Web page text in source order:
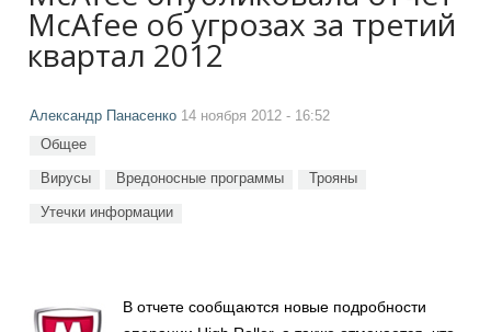
McAfee об угрозах за третий
квартал 2012
Александр Панасенко 14 ноября 2012 - 16:52
Общее
Вирусы Вредоносные программы Трояны
Утечки информации
В отчете сообщаются новые подробности